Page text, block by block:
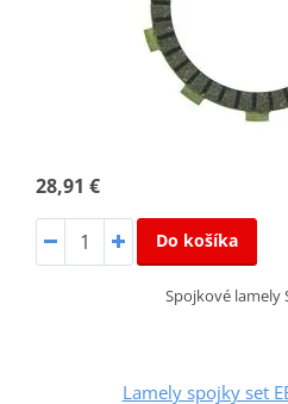
28,91 €
Do košíka
Spojkové lamely
Lamely spojky set